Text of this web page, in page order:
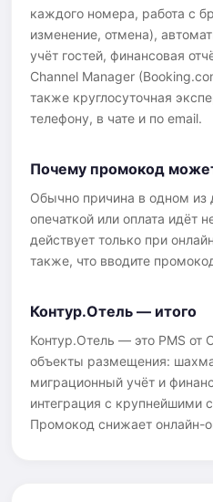
каждого номера, работа с
изменение, отмена),
учёт гостей, финансовая
Channel Manager
также круглосуточная
телефону, в чате и по email.
Почему промокод
Обычно причина в одном из
опечаткой или оплата идёт
действует только при
также, что вводите
Контур.Отель — итого
Контур.Отель — это PMS от
объекты размещения:
миграционный учёт и
интеграция с крупнейшими
Промокод снижает онлайн-